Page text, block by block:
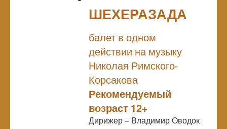
ШЕХЕРАЗАДА
балет в одном
действии на музыку
Николая Римского-
Корсакова
Рекомендуемый
возраст 12+
Дирижер – Владимир Оводок